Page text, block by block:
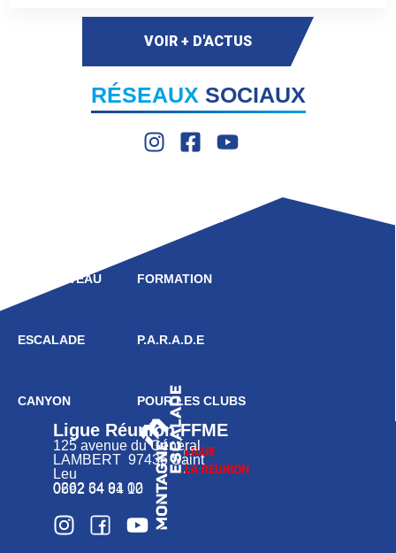
VOIR + D'ACTUS
RÉSEAUX SOCIAUX
HAUT NIVEAU
ESCALADE
CANYON
FORMATION
P.A.R.A.D.E
POUR LES CLUBS
Ligue Réunion FFME
125 avenue du Général
LAMBERT 97436 Saint
Leu
0262 34 91 02
0692 64 64 10